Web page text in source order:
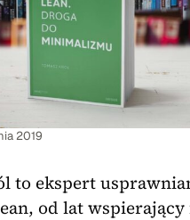
2019
to ekspert
od lat